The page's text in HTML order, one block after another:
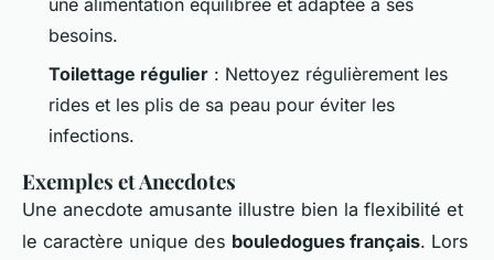
une alimentation équilibrée et adaptée à ses
besoins.
Toilettage régulier : Nettoyez régulièrement les
rides et les plis de sa peau pour éviter les
infections.
Exemples et Anecdotes
Une anecdote amusante illustre bien la flexibilité et
le caractère unique des bouledogues français. Lors